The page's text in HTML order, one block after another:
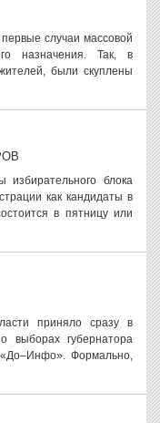
случаи массовой
назначения. Так, в
были скуплены
блока
как кандидаты в
в пятницу или
приняло сразу в
выборах губернатора
«До–Инфо». Формально,